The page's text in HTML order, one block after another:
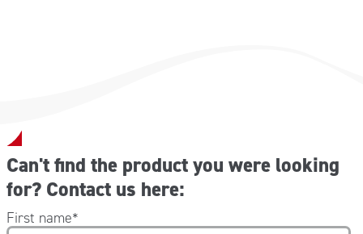
Can't find the product you were looking
for? Contact us here:
First name*